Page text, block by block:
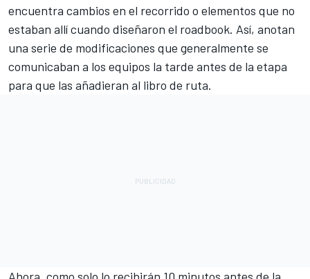
encuentra cambios en el recorrido o elementos que no
estaban allí cuando diseñaron el roadbook. Así, anotan
una serie de modificaciones que generalmente se
comunicaban a los equipos la tarde antes de la etapa
para que las añadieran al libro de ruta.